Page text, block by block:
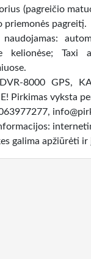
(pagreičio
priemonės pagreitį.
naudojamas:
kelionėse; Taxi
8000 GPS,
Pirkimas vyksta
galima apžiūrėti